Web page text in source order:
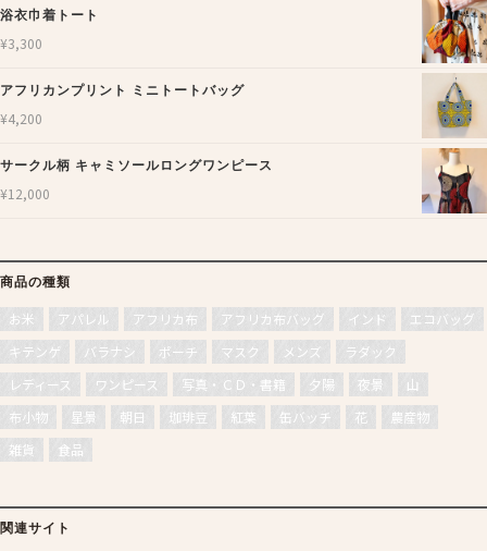
浴衣巾着トート
¥3,300
アフリカンプリント ミニトートバッグ
¥4,200
サークル柄 キャミソールロングワンピース
¥12,000
商品の種類
お米 アパレル アフリカ布 アフリカ布バッグ インド
エコバッグ
キテンゲ
バラナシ ポーチ マスク メンズ
ラダック
レディース
ワンピース 写真・ＣＤ・書籍 夕陽 夜景
山
布小物
星景 朝日 珈琲豆 紅葉 缶バッチ 花
農産物
雑貨
食品
関連サイト